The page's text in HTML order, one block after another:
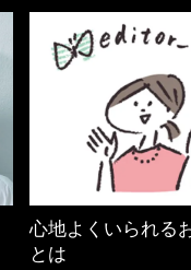
心地よくいられる
とは